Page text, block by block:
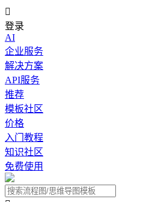

登录
AI
企业服务
解决方案
API服务
推荐
模板社区
价格
入门教程
知识社区
免费使用